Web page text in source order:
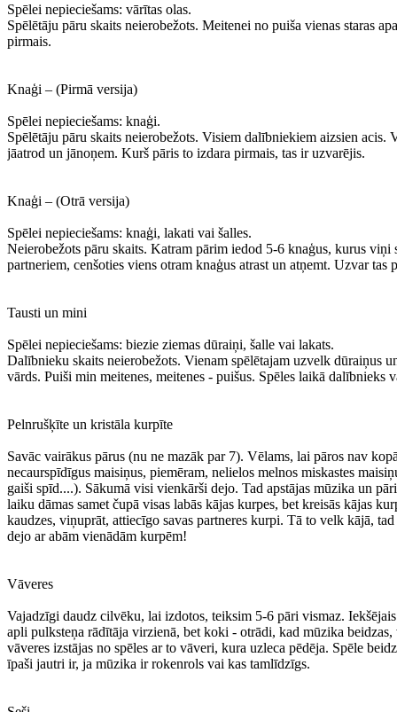
Spēlei nepieciešams: vārītas olas.
Spēlētāju pāru skaits neierobežots. Meitenei no puiša vienas staras
pirmais.
Knaģi – (Pirmā versija)
Spēlei nepieciešams: knaģi.
Spēlētāju pāru skaits neierobežots. Visiem dalībniekiem aizsien
jāatrod un jānoņem. Kurš pāris to izdara pirmais, tas ir uzvarējis.
Knaģi – (Otrā versija)
Spēlei nepieciešams: knaģi, lakati vai šalles.
Neierobežots pāru skaits. Katram pārim iedod 5-6 knaģus, kurus
partneriem, cenšoties viens otram knaģus atrast un atņemt. Uzvar tas
Tausti un mini
Spēlei nepieciešams: biezie ziemas dūraiņi, šalle vai lakats.
Dalībnieku skaits neierobežots. Vienam spēlētajam uzvelk dūraiņus
vārds. Puiši min meitenes, meitenes - puišus. Spēles laikā dalībnieks
Pelnrušķīte un kristāla kurpīte
Savāc vairākus pārus (nu ne mazāk par 7). Vēlams, lai pāros nav
necaurspīdīgus maisiņus, piemēram, nelielos melnos miskastes
gaiši spīd....). Sākumā visi vienkārši dejo. Tad apstājas mūzika un
laiku dāmas samet čupā visas labās kājas kurpes, bet kreisās kājas
kaudzes, viņuprāt, attiecīgo savas partneres kurpi. Tā to velk kājā,
dejo ar abām vienādām kurpēm!
Vāveres
Vajadzīgi daudz cilvēku, lai izdotos, teiksim 5-6 pāri vismaz.
apli pulksteņa rādītāja virzienā, bet koki - otrādi, kad mūzika
vāveres izstājas no spēles ar to vāveri, kura uzleca pēdēja. Spēle
īpaši jautri ir, ja mūzika ir rokenrols vai kas tamlīdzīgs.